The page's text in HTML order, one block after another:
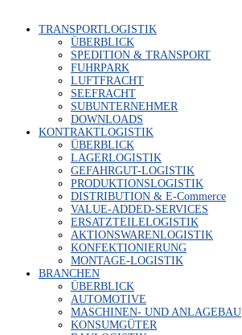
TRANS­PORT­LO­GIS­TIK
ÜBER­BLICK
SPE­DI­TI­ON & TRANSPORT
FUHR­PARK
LUFT­FRACHT
SEE­FRACHT
SUB­UN­TER­NEH­MER
DOWN­LOADS
KON­TRAKT­LO­GIS­TIK
ÜBER­BLICK
LAGER­LO­GIS­TIK
GEFAHR­GUT-LOGIS­TIK
PRO­DUK­TI­ONS­LO­GIS­TIK
DIS­TRI­BU­TI­ON & E‑Commerce
VALUE-ADDED-SER­VICES
ERSATZ­TEI­LE­LO­GIS­TIK
AKTI­ONS­WA­REN­LO­GIS­TIK
KON­FEK­TIO­NIE­RUNG
MON­TA­GE-LOGIS­TIK
BRAN­CHEN
ÜBER­BLICK
AUTO­MO­TI­VE
MASCHI­NEN- UND ANLAGEBAU
KON­SUM­GÜ­TER